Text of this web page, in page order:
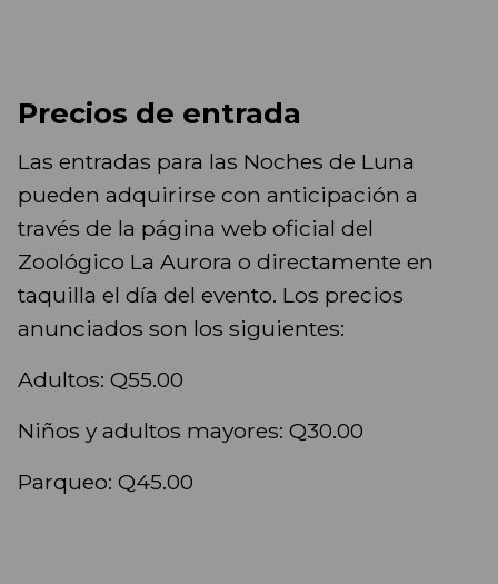
Precios de entrada
Las entradas para las Noches de Luna
pueden adquirirse con anticipación a
través de la página web oficial del
Zoológico La Aurora o directamente en
taquilla el día del evento. Los precios
anunciados son los siguientes:
Adultos: Q55.00
Niños y adultos mayores: Q30.00
Parqueo: Q45.00